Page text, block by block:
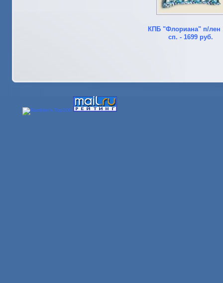
КПБ "Флориана" п/лен
сп. - 1699 руб.